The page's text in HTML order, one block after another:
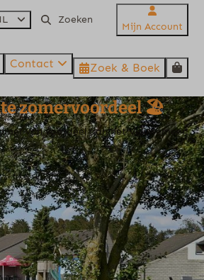
Mijn Account
Contact Zoek & Boek
zomervoordeel 🏖️
van voordeel aan het Veluwemeer!